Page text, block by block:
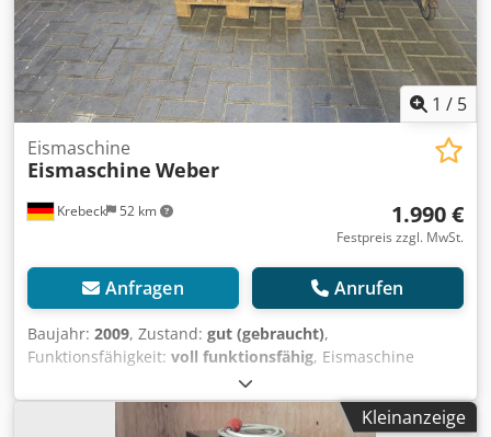
1 / 5
Krebeck 52 km
Eismaschine
Eismaschine Weber
1.990 €
Festpreis zzgl. MwSt.
Anfragen Anrufen
Baujahr: 2009, Zustand: gut (gebraucht),
Funktionsfähigkeit: voll funktionsfähig, Eismaschine
Weber Model = W I R 400 Baujahr:2009 mit Eiswagen
400KG 24 Std Dksdpoznlmcsfx Anfer Rotationsverdampfer
Kühlmittel R404A Versand möglich
Kleinanzeige